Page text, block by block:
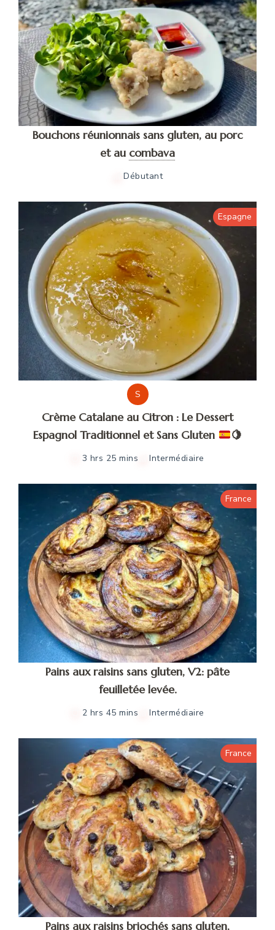
Bouchons réunionnais sans gluten, au porc
et au combava
Débutant
Espagne
S
Crème Catalane au Citron : Le Dessert
Espagnol Traditionnel et Sans Gluten
🍋
3 hrs 25 mins Intermédiaire
France
Pains aux raisins sans gluten, V2: pâte
feuilletée levée.
2 hrs 45 mins Intermédiaire
France
Pains aux raisins briochés sans gluten,